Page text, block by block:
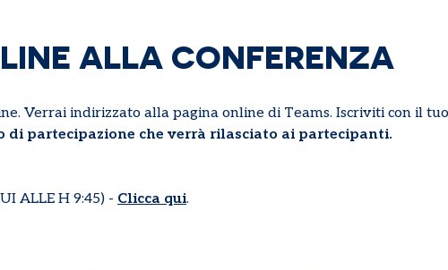
ALLA CONFERENZA
Verrai indirizzato alla pagina online di Teams. Iscriviti con il
di partecipazione che verrà rilasciato ai partecipanti.
ALLE H 9:45) - Clicca qui.